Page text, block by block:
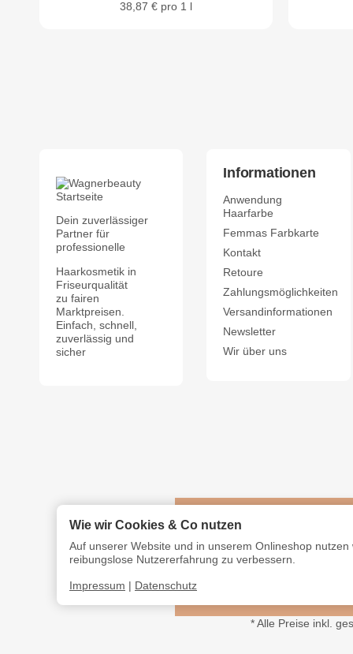
38,87 € pro 1 l
Dein zuverlässiger
Partner für
professionelle
Haarkosmetik in
Friseurqualität
zu fairen
Marktpreisen.
Einfach, schnell,
zuverlässig und
sicher
Informationen
Anwendung
Haarfarbe
Femmas Farbkarte
Kontakt
Retoure
Zahlungsmöglichkeiten
Versandinformationen
Newsletter
Wir über uns
*Alle Preise inkl.
Wie wir Cookies & Co nutzen
Auf unserer Website und in unserem Onlineshop
reibungslose Nutzererfahrung zu verbessern.
Impressum Datenschutz